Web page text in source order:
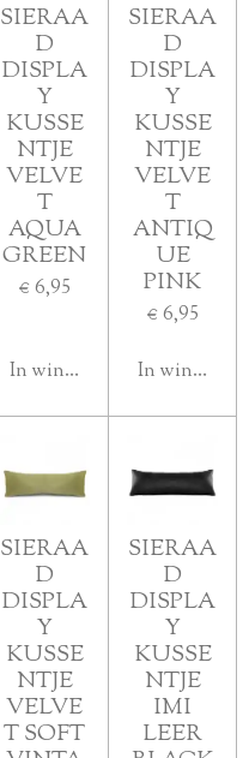
SIERAA
D
DISPLA
Y
KUSSE
NTJE
VELVE
T
AQUA
GREEN
€ 6,95
In winkelwagen
SIERAA
D
DISPLA
Y
KUSSE
NTJE
VELVE
T
ANTIQ
UE
PINK
€ 6,95
In
SIERAA
D
DISPLA
Y
KUSSE
NTJE
VELVE
T SOFT
SIERAA
D
DISPLA
Y
KUSSE
NTJE
IMI
LEER